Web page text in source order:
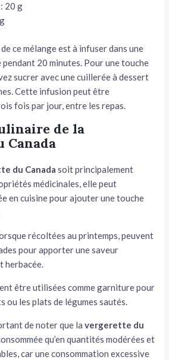
20 g
ce mélange est à infuser dans une
pendant 20 minutes. Pour une touche
sucrer avec une cuillerée à dessert
Cette infusion peut être
fois par jour, entre les repas.
de la
Canada
du Canada soit principalement
médicinales, elle peut
en cuisine pour ajouter une touche
récoltées au printemps, peuvent
pour apporter une saveur
herbacée.
être utilisées comme garniture pour
ou les plats de légumes sautés.
de noter que lavergerette du
qu’en quantités modérées et
car une consommation excessive